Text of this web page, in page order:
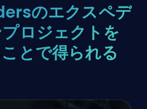
のエクスペデ
ロジェクトを
とで得られる